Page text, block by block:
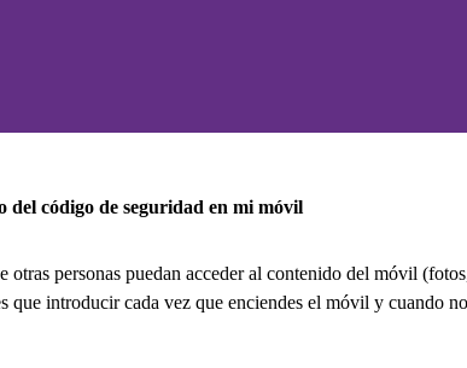
del código de seguridad en mi móvil
otras personas puedan acceder al contenido del móvil
que introducir cada vez que enciendes el móvil y cuando